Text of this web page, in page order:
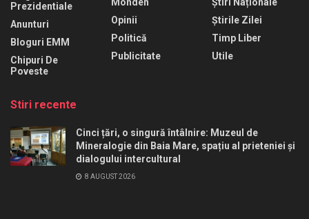
Prezidentiale
Anunturi
Bloguri EMM
Chipuri De
Poveste
Opinii
Politică
Publicitate
Știrile Zilei
Timp Liber
Utile
Stiri recente
Cinci țări, o singură întâlnire: Muzeul de
Mineralogie din Baia Mare, spațiu al prieteniei și
dialogului intercultural
8 AUGUST 2026